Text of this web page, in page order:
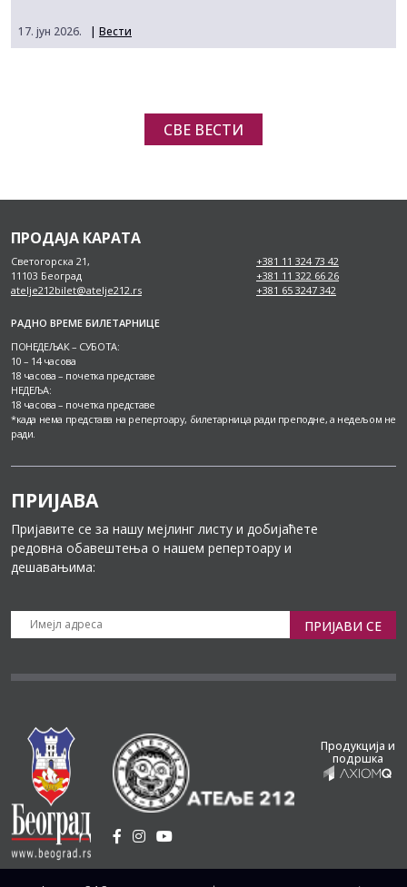
17. јун 2026. | Вести
СВЕ ВЕСТИ
ПРОДАЈА КАРАТА
Светогорска 21,
11103 Београд
atelje212bilet@atelje212.rs
+381 11 324 73 42
+381 11 322 66 26
+381 65 3247 342
РАДНО ВРЕМЕ БИЛЕТАРНИЦЕ
ПОНЕДЕЉАК – СУБОТА:
10 – 14 часова
18 часова – почетка представе
НЕДЕЉА:
18 часова – почетка представе
*када нема представа на репертоару, билетарница ради преподне, а недељом не
ради.
ПРИЈАВА
Пријавите се за нашу мејлинг листу и добијаћете
редовна обавештења о нашем репертоару и
дешавањима:
ПРИЈАВИ СЕ
Продукција и
подршка